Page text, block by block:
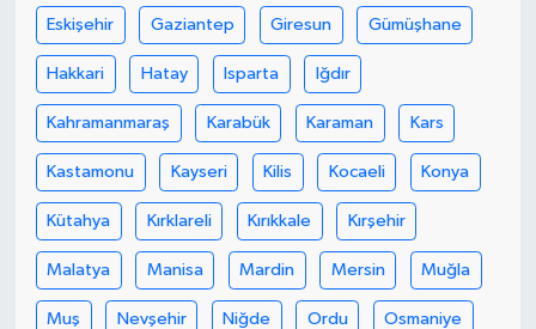
Eskişehir Gaziantep Giresun Gümüşhane
Hakkari Hatay Isparta Iğdır
Kahramanmaraş Karabük Karaman Kars
Kastamonu Kayseri Kilis Kocaeli Konya
Kütahya Kırklareli Kırıkkale Kırşehir
Malatya Manisa Mardin Mersin Muğla
Muş Nevşehir Niğde Ordu Osmaniye